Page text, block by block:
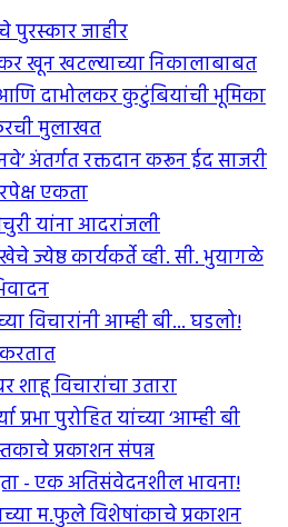
पुरस्कार जाहीर
खून खटल्याच्या निकालाबाबत
दाभोलकर कुटुंबियांची भूमिका
मुलाखत
अंतर्गत रक्तदान करून ईद साजरी
एकता
यांना आदरांजली
ज्येष्ठ कार्यकर्ते व्ही. सी. भुयागळे
विचारांनी आम्ही बी... घडलो!
शाहू विचारांचा उतारा
प्रभा पुरोहित यांच्या ‘आम्ही बी
प्रकाशन संपन्न
- एक अतिसंवेदनशील भावना!
म.फुले विशेषांकाचे प्रकाशन